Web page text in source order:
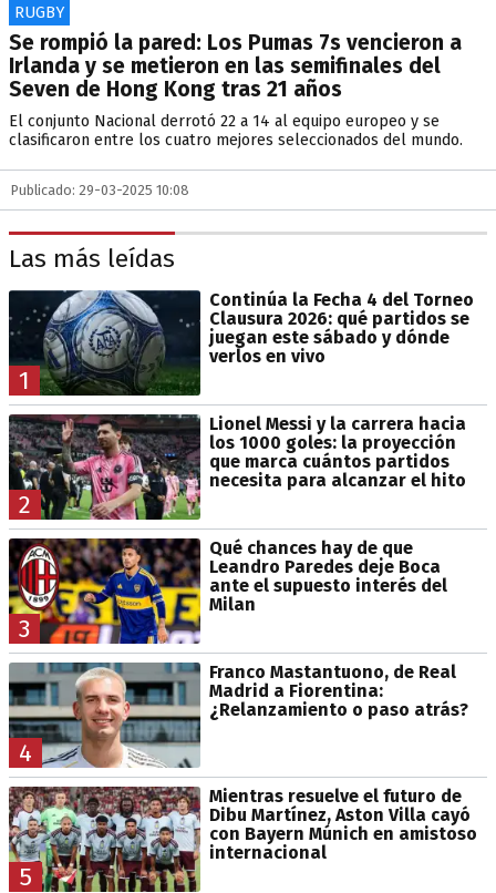
RUGBY
Se rompió la pared: Los Pumas 7s vencieron a
Irlanda y se metieron en las semifinales del
Seven de Hong Kong tras 21 años
El conjunto Nacional derrotó 22 a 14 al equipo europeo y se
clasificaron entre los cuatro mejores seleccionados del mundo.
Publicado: 29-03-2025 10:08
Las más leídas
1
Continúa la Fecha 4 del Torneo
Clausura 2026: qué partidos se
juegan este sábado y dónde
verlos en vivo
2
Lionel Messi y la carrera hacia
los 1000 goles: la proyección
que marca cuántos partidos
necesita para alcanzar el hito
3
Qué chances hay de que
Leandro Paredes deje Boca
ante el supuesto interés del
Milan
4
Franco Mastantuono, de Real
Madrid a Fiorentina:
¿Relanzamiento o paso atrás?
5
Mientras resuelve el futuro de
Dibu Martínez, Aston Villa cayó
con Bayern Múnich en amistoso
internacional